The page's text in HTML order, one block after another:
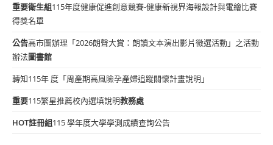
重要衛生組115年度健康促進創意競賽-健康新視界海報設計與電繪比賽
得獎名單
公告高市圖辦理「2026朗聲大賞：朗讀文本演出影片徵選活動」之活動
辦法圖書館
轉知115年 度「周產期高風險孕產婦追蹤關懷計畫說明」
重要115繁星推薦校內選填說明教務處
HOT註冊組115 學年度大學學測成績查詢公告